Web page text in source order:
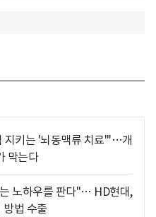
지키는 '뇌동맥류 치료'"…개
막는다
노하우를 판다"… HD현대,
방법 수출